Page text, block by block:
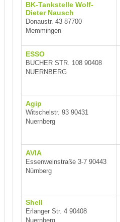
BK-Tankstelle Wolf-
Dieter Nausch
Donaustr. 43 87700
Memmingen
ESSO
BUCHER STR. 108 90408
NUERNBERG
Agip
Witschelstr. 93 90431
Nuernberg
AVIA
Essenweinstraße 3-7 90443
Nürnberg
Shell
Erlanger Str. 4 90408
Nuernberg